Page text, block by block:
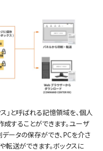
」と呼ばれる記憶領域を、個人
することができます。ユーザ
ータの保存ができ、PCを介さ
送ができます。ボックスに